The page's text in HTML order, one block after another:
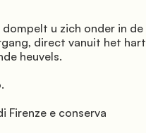
u zich onder in de
direct vanuit het hart
heuvels.
Firenze e conserva